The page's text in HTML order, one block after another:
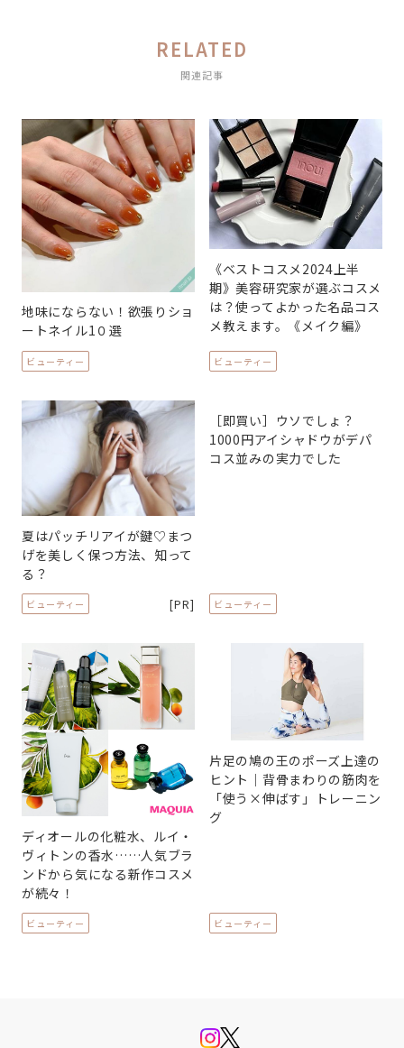
RELATED
関連記事
地味にならない！欲張りショ
ートネイル1０選
ビューティー
《ベストコスメ2024上半
期》美容研究家が選ぶコスメ
は？使ってよかった名品コス
メ教えます。《メイク編》
ビューティー
夏はパッチリアイが鍵♡まつ
げを美しく保つ方法、知って
る？
ビューティー [PR]
［即買い］ウソでしょ？
1000円アイシャドウがデパ
コス並みの実力でした
ビューティー
ディオールの化粧水、ルイ・
ヴィトンの香水……人気ブラ
ンドから気になる新作コスメ
が続々！
ビューティー
片足の鳩の王のポーズ上達の
ヒント｜背骨まわりの筋肉を
「使う×伸ばす」トレーニン
グ
ビューティー